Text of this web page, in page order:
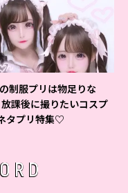
制服プリは物足りな
放課後に撮りたいコスプ
タプリ特集♡